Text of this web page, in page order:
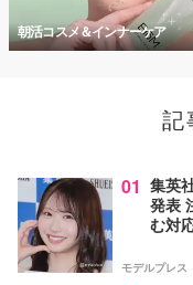
朝活コスメ＆インナーケア
記
01 集英
発表
む対
モデルプレス